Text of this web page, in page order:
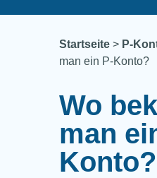
Startseite > P-
man ein P-Konto?
Wo
man
Konto?